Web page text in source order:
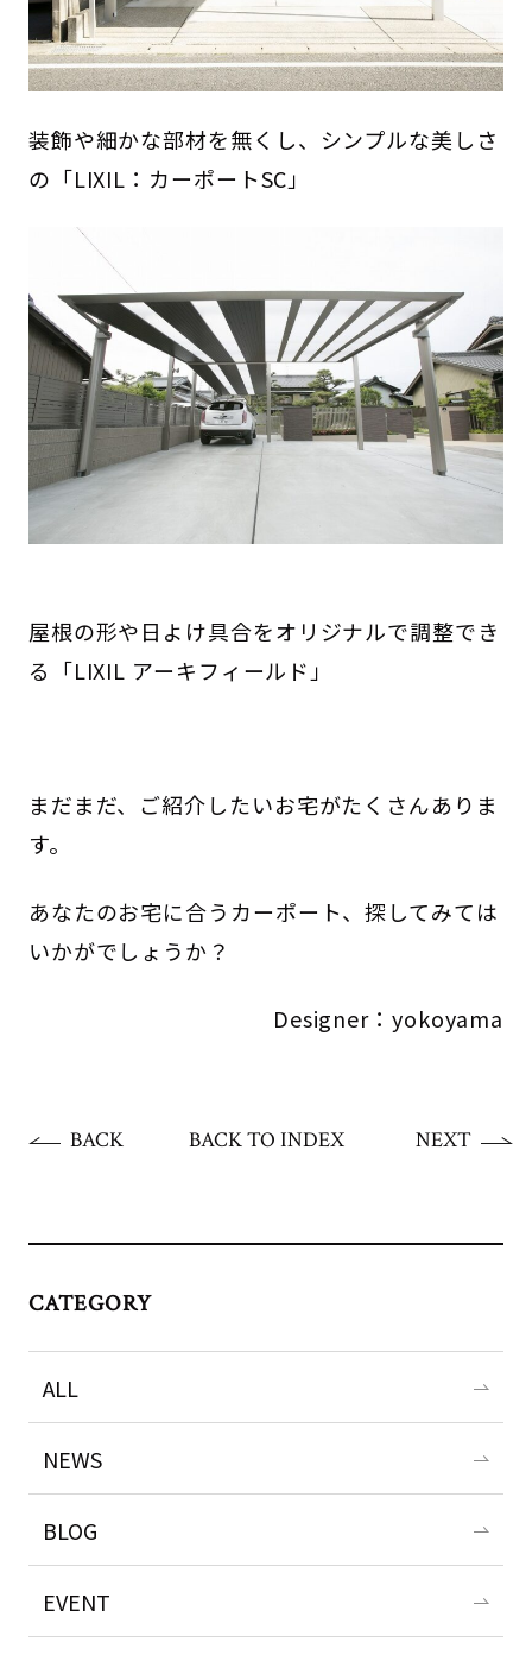
装飾や細かな部材を無くし、シンプルな美しさ
の「LIXIL：カーポートSC」
屋根の形や日よけ具合をオリジナルで調整でき
る「LIXIL アーキフィールド」
まだまだ、ご紹介したいお宅がたくさんありま
す。
あなたのお宅に合うカーポート、探してみては
いかがでしょうか？
Designer：yokoyama
BACK BACK TO INDEX NEXT
CATEGORY
ALL
NEWS
BLOG
EVENT